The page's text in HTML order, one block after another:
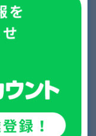
正治療の広告運
ていた新患数や
た。
たことから、現
ることができな